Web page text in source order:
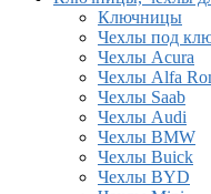
Ключницы
Чехлы под
Чехлы Acura
Чехлы Alfa
Чехлы Saab
Чехлы Audi
Чехлы BMW
Чехлы Buick
Чехлы BYD